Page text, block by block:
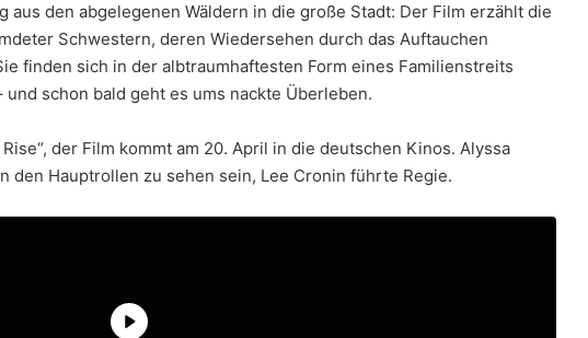
aus den abgelegenen Wäldern in die große Stadt: Der Film erzählt die
Schwestern, deren Wiedersehen durch das Auftauchen
finden sich in der albtraumhaftesten Form eines Familienstreits
schon bald geht es ums nackte Überleben.
der Film kommt am 20. April in die deutschen Kinos. Alyssa
den Hauptrollen zu sehen sein, Lee Cronin führte Regie.